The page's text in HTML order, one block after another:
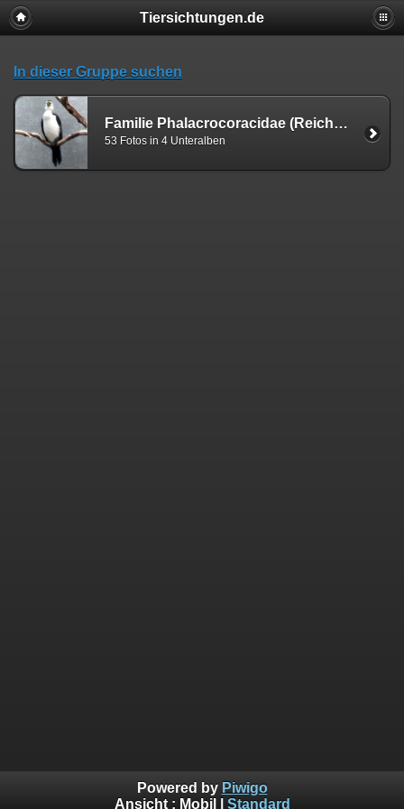
Tiersichtungen.de
In dieser Gruppe suchen
Familie Phalacrocoracidae (Reichenbach, 1850)
53 Fotos in 4 Unteralben
Powered by Piwigo
Ansicht : Mobil Standard